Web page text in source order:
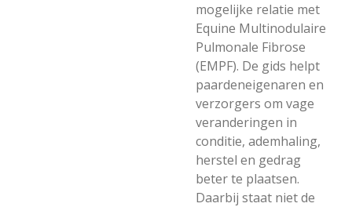
mogelijke relatie met
Equine Multinodulaire
Pulmonale Fibrose
(EMPF). De gids helpt
paardeneigenaren en
verzorgers om vage
veranderingen in
conditie, ademhaling,
herstel en gedrag
beter te plaatsen.
Daarbij staat niet de